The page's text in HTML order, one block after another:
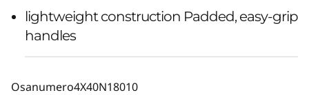
lightweight construction Padded, easy-grip
handles
Osanumero4X40N18010